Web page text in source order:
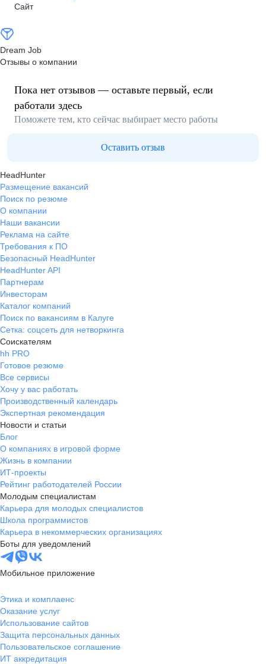
Сайт
Dream Job
Отзывы о компании
Пока нет отзывов — оставьте первый, если
работали здесь
Поможете тем, кто сейчас выбирает место работы
Оставить отзыв
HeadHunter
Размещение вакансий
Поиск по резюме
О компании
Наши вакансии
Реклама на сайте
Требования к ПО
Безопасный HeadHunter
HeadHunter API
Партнерам
Инвесторам
Каталог компаний
Поиск по вакансиям в Калуге
Сетка: соцсеть для нетворкинга
Соискателям
hh PRO
Готовое резюме
Все сервисы
Хочу у вас работать
Производственный календарь
Экспертная рекомендация
Новости и статьи
Блог
О компаниях в игровой форме
Жизнь в компании
ИТ-проекты
Рейтинг работодателей России
Молодым специалистам
Карьера для молодых специалистов
Школа программистов
Карьера в некоммерческих организациях
Боты для уведомлений
Мобильное приложение
Этика и комплаенс
Оказание услуг
Использование сайтов
Защита персональных данных
Пользовательское соглашение
ИТ аккредитация